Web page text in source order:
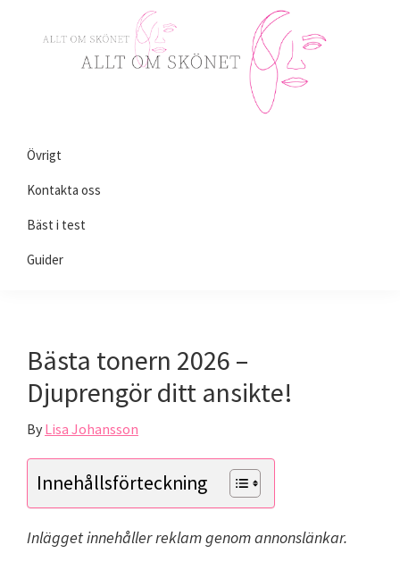
du
behöver
om
skönhet!
Övrigt
Kontakta oss
Bäst i test
Guider
Bästa tonern 2026 –
Djuprengör ditt ansikte!
By Lisa Johansson
Innehållsförteckning
Inlägget innehåller reklam genom annonslänkar.